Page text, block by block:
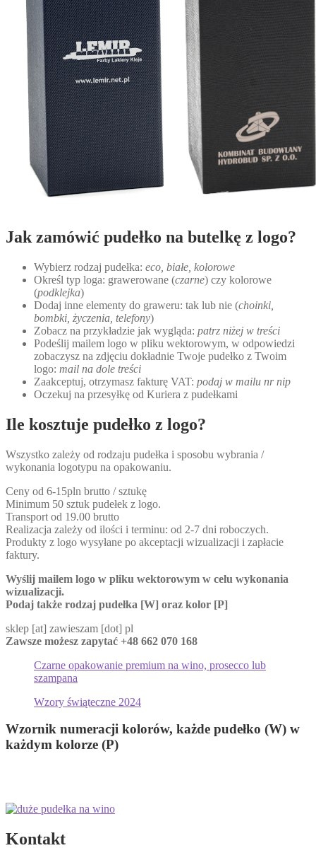
Jak zamówić pudełko na butelkę z logo?
Wybierz rodzaj pudełka: eco, białe, kolorowe
Określ typ loga: grawerowane (czarne) czy kolorowe
(podklejka)
Dodaj inne elementy do graweru: tak lub nie (choinki,
bombki, życzenia, telefony)
Zobacz na przykładzie jak wygląda: patrz niżej w treści
Podeślij mailem logo w pliku wektorowym, w odpowiedzi
zobaczysz na zdjęciu dokładnie Twoje pudełko z Twoim
logo: mail na dole treści
Zaakceptuj, otrzymasz fakturę VAT: podaj w mailu nr nip
Oczekuj na przesyłkę od Kuriera z pudełkami
Ile kosztuje pudełko z logo?
Wszystko zależy od rodzaju pudełka i sposobu wybrania /
wykonania logotypu na opakowaniu.
Ceny od 6-15pln brutto / sztukę
Minimum 50 sztuk pudełek z logo.
Transport od 19.00 brutto
Realizacja zależy od ilości i terminu: od 2-7 dni roboczych.
Produkty z logo wysyłane po akceptacji wizualizacji i zapłacie
faktury.
Wyślij mailem logo w pliku wektorowym w celu wykonania
wizualizacji.
Podaj także rodzaj pudełka [W] oraz kolor [P]
sklep [at] zawieszam [dot] pl
Zawsze możesz zapytać +48 662 070 168
Czarne opakowanie premium na wino, prosecco lub
szampana
Wzory świąteczne 2024
Wzornik numeracji kolorów, każde pudełko (W) w
każdym kolorze (P)
Kontakt